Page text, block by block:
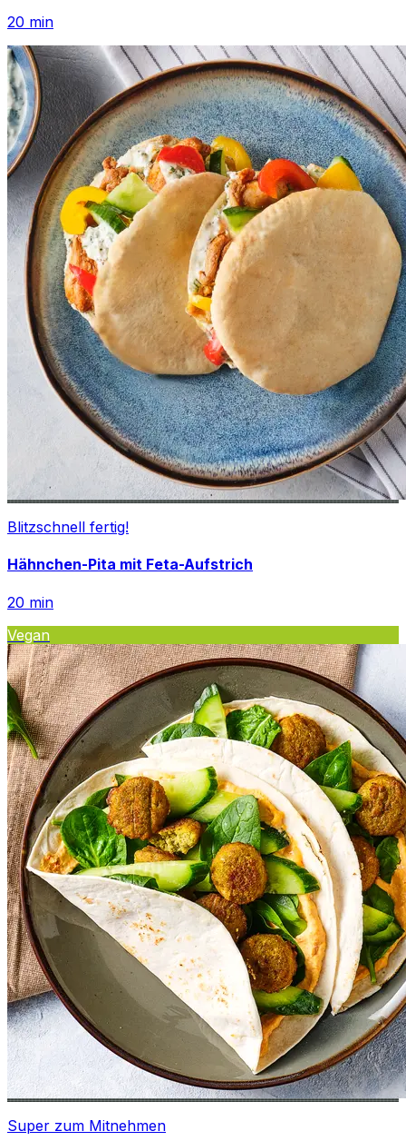
20 min
Blitzschnell fertig!
Hähnchen-Pita mit Feta-Aufstrich
20 min
Vegan
Super zum Mitnehmen